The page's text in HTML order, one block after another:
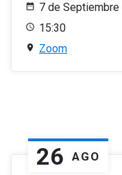
7 de Septiembre
15:30
Zoom
26 AGO